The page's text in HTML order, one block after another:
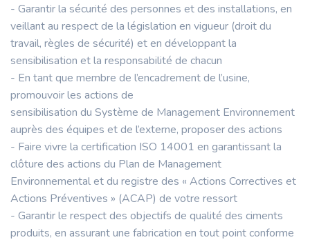
- Garantir la sécurité des personnes et des installations, en
veillant au respect de la législation en vigueur (droit du
travail, règles de sécurité) et en développant la
sensibilisation et la responsabilité de chacun
- En tant que membre de l’encadrement de l’usine,
promouvoir les actions de
sensibilisation du Système de Management Environnement
auprès des équipes et de l’externe, proposer des actions
- Faire vivre la certification ISO 14001 en garantissant la
clôture des actions du Plan de Management
Environnemental et du registre des « Actions Correctives et
Actions Préventives » (ACAP) de votre ressort
- Garantir le respect des objectifs de qualité des ciments
produits, en assurant une fabrication en tout point conforme